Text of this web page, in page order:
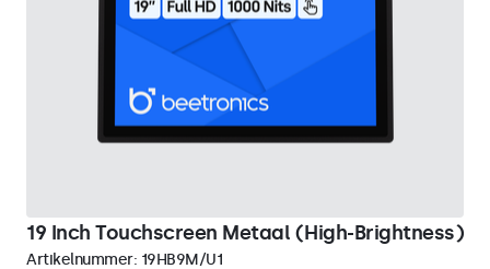
19 Inch Touchscreen Metaal (High-Brightness)
Artikelnummer: 19HB9M/U1